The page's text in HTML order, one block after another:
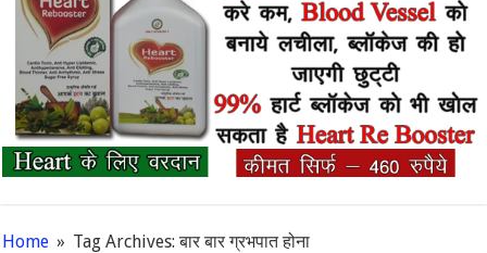
Home » Tag Archives: बार बार ग्रभपात होना